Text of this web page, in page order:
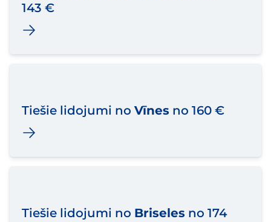
143 €
Tiešie lidojumi no Vīnes no 160 €
Tiešie lidojumi no Briseles no 174